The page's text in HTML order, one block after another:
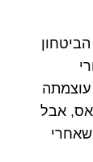
אבל
שאחרי